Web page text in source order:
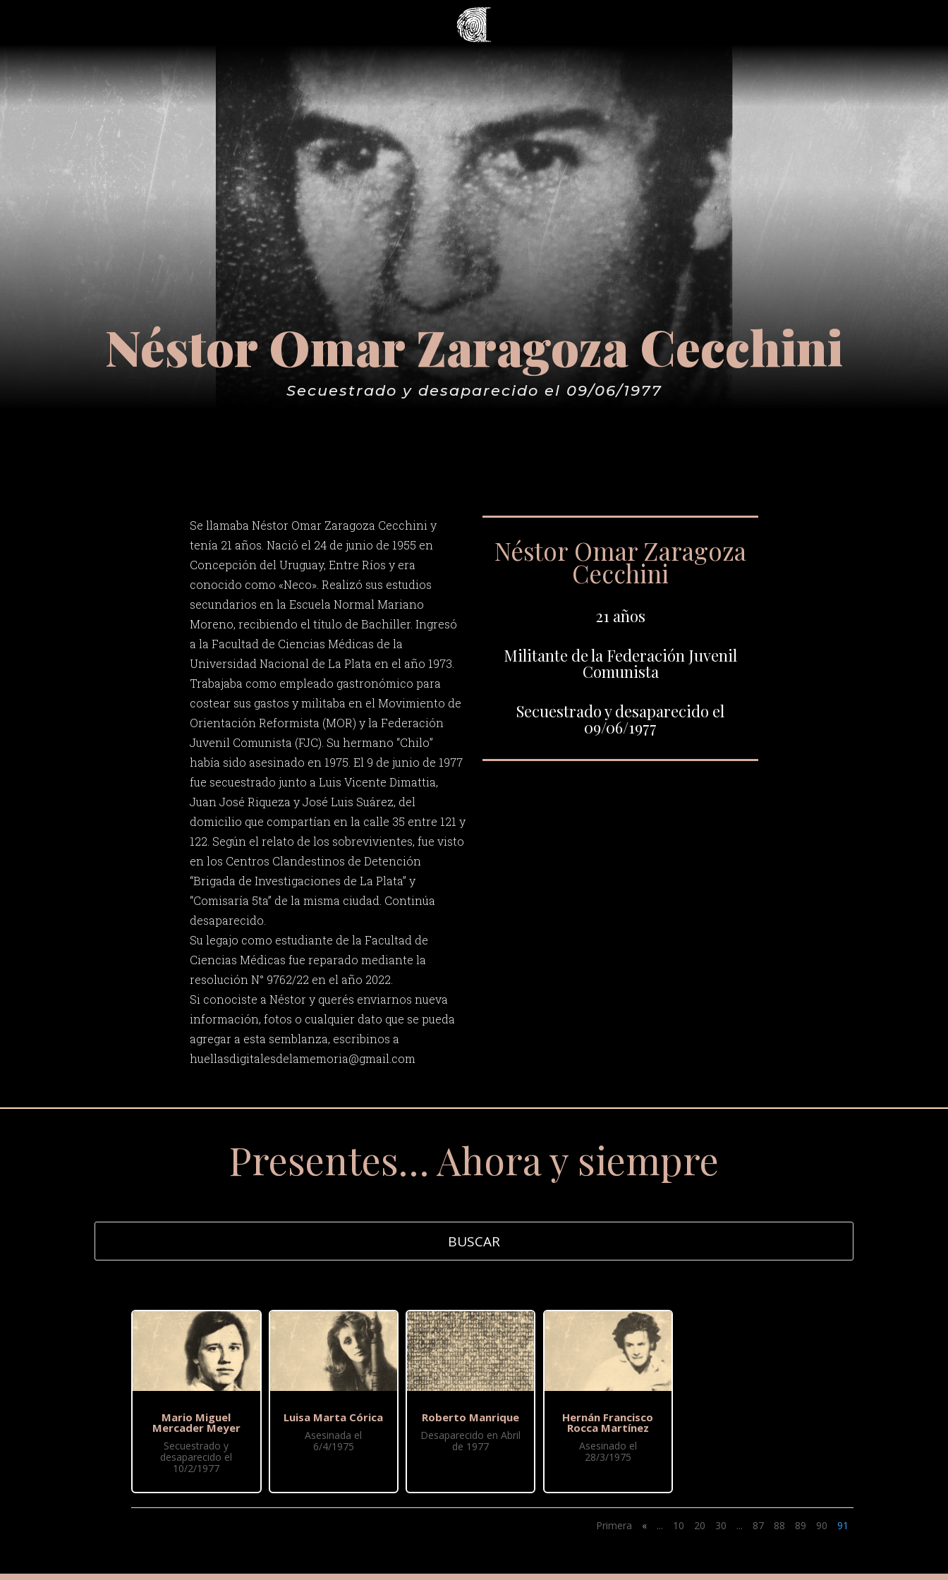
Néstor Omar Zaragoza Cecchini
Secuestrado y desaparecido el 09/06/1977
Se llamaba Néstor Omar Zaragoza Cecchini y
tenía 21 años. Nació el 24 de junio de 1955 en
Concepción del Uruguay, Entre Ríos y era
conocido como «Neco». Realizó sus estudios
secundarios en la Escuela Normal Mariano
Moreno, recibiendo el título de Bachiller. Ingresó
a la Facultad de Ciencias Médicas de la
Universidad Nacional de La Plata en el año 1973.
Trabajaba como empleado gastronómico para
costear sus gastos y militaba en el Movimiento de
Orientación Reformista (MOR) y la Federación
Juvenil Comunista (FJC). Su hermano “Chilo”
había sido asesinado en 1975. El 9 de junio de 1977
fue secuestrado junto a Luis Vicente Dimattia,
Juan José Riqueza y José Luis Suárez, del
domicilio que compartían en la calle 35 entre 121 y
122. Según el relato de los sobrevivientes, fue visto
en los Centros Clandestinos de Detención
“Brigada de Investigaciones de La Plata” y
“Comisaría 5ta” de la misma ciudad. Continúa
desaparecido.
Su legajo como estudiante de la Facultad de
Ciencias Médicas fue reparado mediante la
resolución N° 9762/22 en el año 2022.
Si conociste a Néstor y querés enviarnos nueva
información, fotos o cualquier dato que se pueda
agregar a esta semblanza, escribinos a
huellasdigitalesdelamemoria@gmail.com
Néstor Omar Zaragoza
Cecchini
21 años
Militante de la Federación Juvenil
Comunista
Secuestrado y desaparecido el
09/06/1977
Presentes… Ahora y siempre
Mario Miguel
Mercader Meyer
Secuestrado y
desaparecido el
10/2/1977
Luisa Marta Córica
Asesinada el
6/4/1975
Roberto Manrique
Desaparecido en Abril
de 1977
Hernán Francisco
Rocca Martínez
Asesinado el
28/3/1975
Primera « ... 10 20 30 ... 87 88 89 90 91